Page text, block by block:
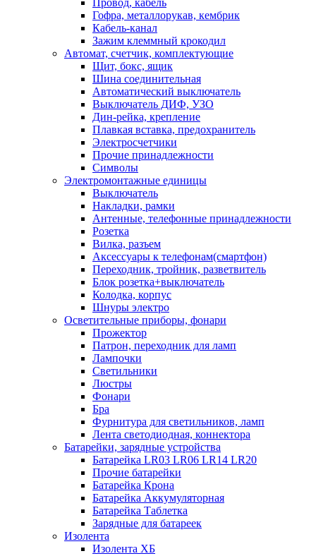
Провод, кабель
Гофра, металлорукав, кембрик
Кабель-канал
Зажим клеммный крокодил
Автомат, счетчик, комплектующие
Щит, бокс, ящик
Шина соединительная
Автоматический выключатель
Выключатель ДИФ, УЗО
Дин-рейка, крепление
Плавкая вставка, предохранитель
Электросчетчики
Прочие принадлежности
Символы
Электромонтажные единицы
Выключатель
Накладки, рамки
Антенные, телефонные принадлежности
Розетка
Вилка, разъем
Аксессуары к телефонам(смартфон)
Переходник, тройник, разветвитель
Блок розетка+выключатель
Колодка, корпус
Шнуры электро
Осветительные приборы, фонари
Прожектор
Патрон, переходник для ламп
Лампочки
Светильники
Люстры
Фонари
Бра
Фурнитура для светильников, ламп
Лента светодиодная, коннектора
Батарейки, зарядные устройства
Батарейка LR03 LR06 LR14 LR20
Прочие батарейки
Батарейка Крона
Батарейка Аккумуляторная
Батарейка Таблетка
Зарядные для батареек
Изолента
Изолента ХБ